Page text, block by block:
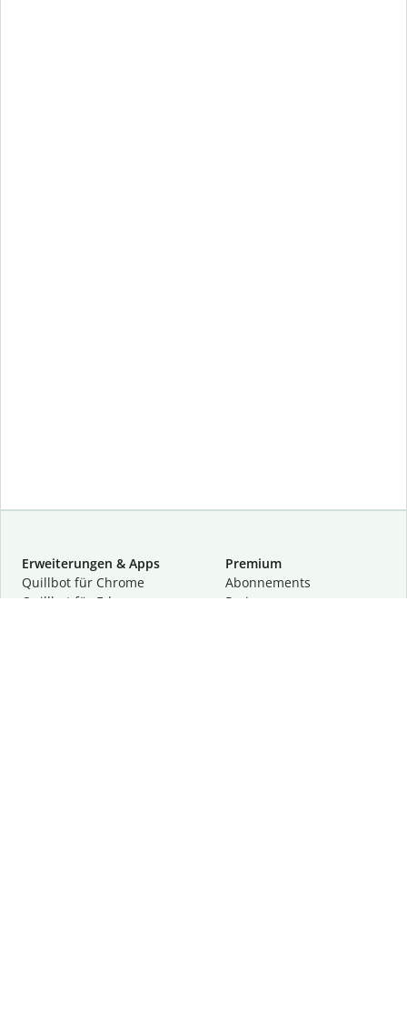
Erweiterungen & Apps
Quillbot für Chrome
Quillbot für Edge
Premium
Abon­ne­ments
Preise